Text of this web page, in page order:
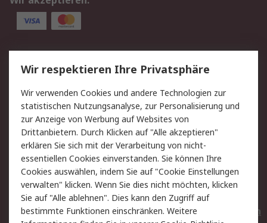
Service
Value Added Services
Lieferlösungen
Rücksendungen
Kontakt
Hilfe
Privatkunden
Rechtliches
AGB
Datenschutz
Cookie-Richtlinie
Zahlungsbedingungen
Copyright/Impressum
Entsorgung
Elektrogeräte/Batterien
Wir respektieren Ihre Privatsphäre
Wir verwenden Cookies und andere Technologien zur
statistischen Nutzungsanalyse, zur Personalisierung und
zur Anzeige von Werbung auf Websites von
Drittanbietern. Durch Klicken auf "Alle akzeptieren"
erklären Sie sich mit der Verarbeitung von nicht-
essentiellen Cookies einverstanden. Sie können Ihre
Cookies auswählen, indem Sie auf "Cookie Einstellungen
verwalten" klicken. Wenn Sie dies nicht möchten, klicken
Sie auf "Alle ablehnen". Dies kann den Zugriff auf
bestimmte Funktionen einschränken. Weitere